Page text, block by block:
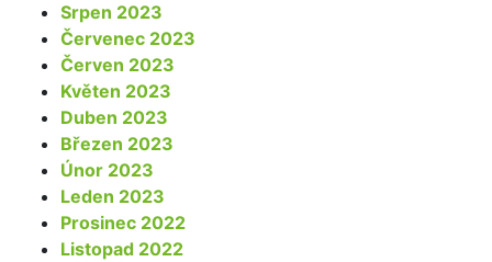
Srpen 2023
Červenec 2023
Červen 2023
Květen 2023
Duben 2023
Březen 2023
Únor 2023
Leden 2023
Prosinec 2022
Listopad 2022